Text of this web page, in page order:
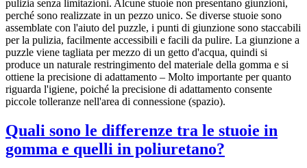
pulizia senza limitazioni. Alcune stuoie non presentano giunzioni,
perché sono realizzate in un pezzo unico. Se diverse stuoie sono
assemblate con l'aiuto del puzzle, i punti di giunzione sono staccabili
per la pulizia, facilmente accessibili e facili da pulire. La giunzione a
puzzle viene tagliata per mezzo di un getto d'acqua, quindi si
produce un naturale restringimento del materiale della gomma e si
ottiene la precisione di adattamento – Molto importante per quanto
riguarda l'igiene, poiché la precisione di adattamento consente
piccole tolleranze nell'area di connessione (spazio).
Quali sono le differenze tra le stuoie in
gomma e quelli in poliuretano?